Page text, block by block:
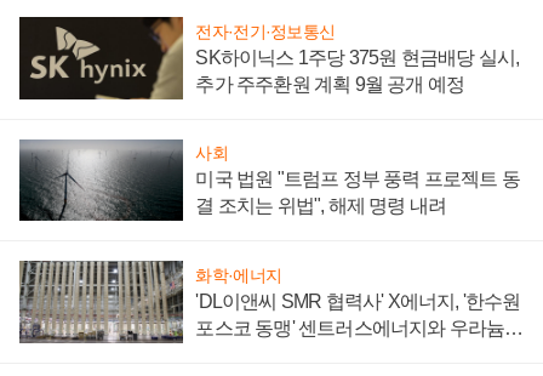
전자·전기·정보통신
SK하이닉스 1주당 375원 현금배당 실시,
추가 주주환원 계획 9월 공개 예정
사회
미국 법원 "트럼프 정부 풍력 프로젝트 동
결 조치는 위법", 해제 명령 내려
화학·에너지
'DL이앤씨 SMR 협력사' X에너지, '한수원
포스코 동맹' 센트러스에너지와 우라늄